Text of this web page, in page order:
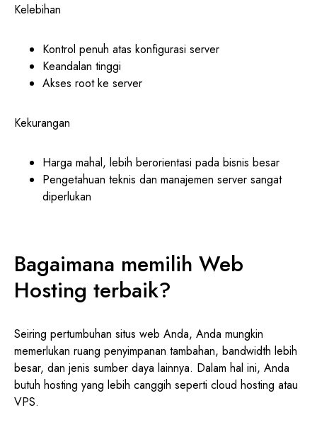
Kelebihan
Kontrol penuh atas konfigurasi server
Keandalan tinggi
Akses root ke server
Kekurangan
Harga mahal, lebih berorientasi pada bisnis besar
Pengetahuan teknis dan manajemen server sangat
diperlukan
Bagaimana memilih Web
Hosting terbaik?
Seiring pertumbuhan situs web Anda, Anda mungkin
memerlukan ruang penyimpanan tambahan, bandwidth lebih
besar, dan jenis sumber daya lainnya. Dalam hal ini, Anda
butuh hosting yang lebih canggih seperti cloud hosting atau
VPS.